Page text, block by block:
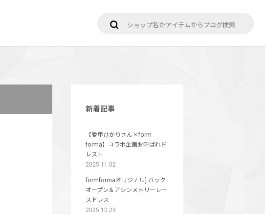
新着記事
【愛甲ひかりさん×form
forma】コラボ企画お呼ばれド
レス✨
2025.11.02
formformaオリジナル] バック
オープン＆アシンメトリーレー
スドレス
2025.10.29